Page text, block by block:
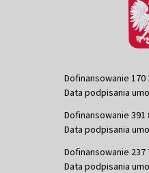
Dofinansowanie 170
Data podpisania
Dofinansowanie 391
Data podpisania
Dofinansowanie 237
Data podpisania